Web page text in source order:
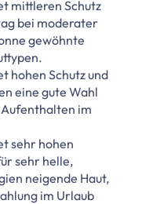
mittleren Schutz
bei moderater
gewöhnte
hohen Schutz und
eine gute Wahl
im
sehr hohen
sehr helle,
neigende Haut,
im Urlaub